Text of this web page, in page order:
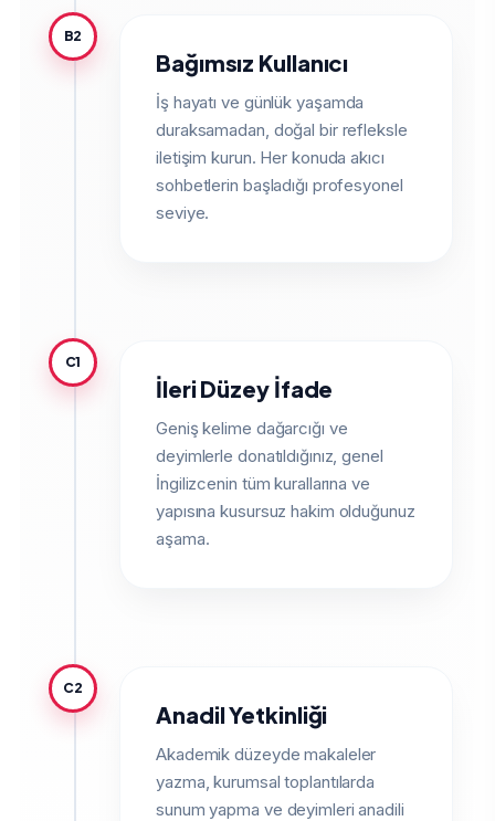
B2
Bağımsız Kullanıcı
İş hayatı ve günlük yaşamda
duraksamadan, doğal bir refleksle
iletişim kurun. Her konuda akıcı
sohbetlerin başladığı profesyonel
seviye.
C1
İleri Düzey İfade
Geniş kelime dağarcığı ve
deyimlerle donatıldığınız, genel
İngilizcenin tüm kurallarına ve
yapısına kusursuz hakim olduğunuz
aşama.
C2
Anadil Yetkinliği
Akademik düzeyde makaleler
yazma, kurumsal toplantılarda
sunum yapma ve deyimleri anadili